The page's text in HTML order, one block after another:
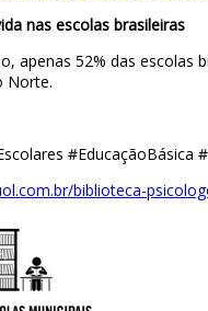
nas escolas brasileiras
apenas 52% das
Norte.
#EducaçãoBásica
biblioteca-